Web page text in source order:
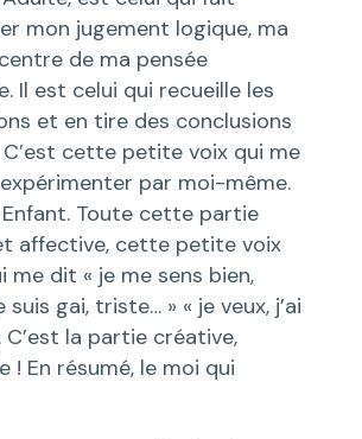
mon jugement logique, ma
de ma pensée
Il est celui qui recueille les
et en tire des conclusions
cette petite voix qui me
par moi-même.
Toute cette partie
affective, cette petite voix
me dit « je me sens bien,
suis gai, triste… » « je veux, j’ai
C’est la partie créative,
! En résumé, le moi qui